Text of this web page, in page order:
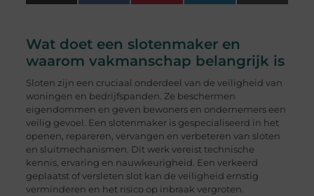
(Twitter)
Wat doet een slotenmaker en
waarom vakmanschap belangrijk is
Sloten zijn een cruciaal onderdeel van de veiligheid van
woningen en bedrijfspanden. Ze beschermen
eigendommen en geven bewoners en ondernemers een
veilig gevoel. Een slotenmaker is gespecialiseerd in het
openen, repareren, vervangen en verbeteren van sloten
en sluitmechanismen. Dit werk vereist technische
kennis, ervaring en nauwkeurigheid. Een verkeerd
geplaatst of versleten slot kan de veiligheid ernstig
verminderen en het risico op inbraak vergroten.